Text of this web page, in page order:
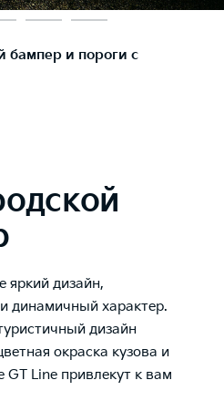
и пороги с
яркий дизайн,
динамичный характер.
дизайн
окраска кузова и
GT Line привлекут к вам